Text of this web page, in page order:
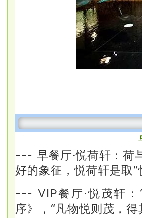
--- 早餐厅·悦荷轩：荷
好的象征，悦荷轩是取
--- VIP餐厅·悦茂轩：
序》，“凡物悦则茂，得